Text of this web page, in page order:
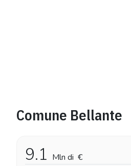
Comune Bellante
9.1 Mln di €